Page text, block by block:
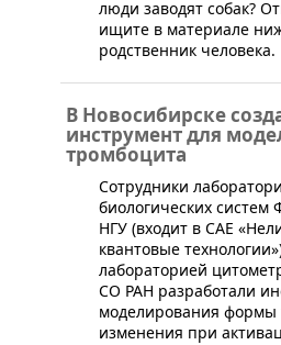
люди заводят собак?
ищите в материале
родственник человека.
В Новосибирске
инструмент для
тромбоцита
​Сотрудники
биологических систем
НГУ (входит в САЕ
квантовые
лабораторией
СО РАН разработали
моделирования формы
изменения при